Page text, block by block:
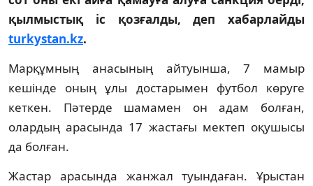
қылмыстық іс қозғалды, деп хабарлайды
turkystan.kz.
Марқұмның анасының айтуынша, 7 мамыр
кешінде оның ұлы достарымен футбол көруге
кеткен. Пәтерде шамамен он адам болған,
олардың арасында 17 жастағы мектеп оқушысы
да болған.
Жастар арасында жанжал туындаған. Ұрыстан